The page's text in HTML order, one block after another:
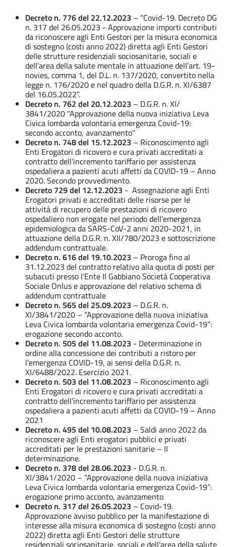
Decreto n. 776 del 22.12.2023 – "Covid-19. Decreto DG
n. 317 del 26.05.2023 - Approvazione importi contributi
da riconoscere agli Enti Gestori per la misura economica
di sostegno (costi anno 2022) diretta agli Enti Gestori
delle strutture residenziali sociosanitarie, sociali e
dell’area della salute mentale in attuazione dell’art. 19-
novies, comma 1, del D.L. n. 137/2020, convertito nella
legge n. 176/2020 e nel quadro della D.G.R. n. XI/6387
del 16.05.2022".
Decreto n. 762 del 20.12.2023 – D.G.R. n. XI/
3841/2020 "Approvazione della nuova iniziativa Leva
Civica lombarda volontaria emergenza Covid-19:
secondo acconto, avanzamento"
Decreto n. 748 del 15.12.2023 – Riconoscimento agli
Enti Erogatori di ricovero e cura privati accreditati a
contratto dell’incremento tariffario per assistenza
ospedaliera a pazienti acuti affetti da COVID-19 – Anno
2020. Secondo provvedimento.
Decreto 729 del 12.12.2023 - Assegnazione agli Enti
Erogatori privati e accreditati delle risorse per le
attività di recupero delle prestazioni di ricovero
ospedaliero non erogate nel periodo dell’emergenza
epidemiologica da SARS-CoV-2 anni 2020-2021, in
attuazione della D.G.R. n. XII/780/2023 e sottoscrizione
addendum contrattuale.
Decreto n. 616 del 19.10.2023 – Proroga fino al
31.12.2023 del contratto relativo alla quota di posti per
subacuti presso l’Ente Il Gabbiano Società Cooperativa
Sociale Onlus e approvazione del relativo schema di
addendum contrattuale
Decreto n. 565 del 25.09.2023 – D.G.R. n.
XI/3841/2020 – “Approvazione della nuova iniziativa
Leva Civica lombarda volontaria emergenza Covid-19”:
erogazione secondo acconto.
Decreto n. 505 del 11.08.2023 - Determinazione in
ordine alla concessione dei contributi a ristoro per
l’emergenza COVID-19, ai sensi della D.G.R. n.
XI/6488/2022. Esercizio 2021.
Decreto n. 503 del 11.08.2023 – Riconoscimento agli
Enti Erogatori di ricovero e cura privati accreditati a
contratto dell’incremento tariffario per assistenza
ospedaliera a pazienti acuti affetti da COVID-19 – Anno
2021
Decreto n. 495 del 10.08.2023 – Saldi anno 2022 da
riconoscere agli Enti erogatori pubblici e privati
accreditati per le prestazioni sanitarie – II
determinazione.
Decreto n. 378 del 28.06.2023 - D.G.R. n.
XI/3841/2020 – “Approvazione della nuova iniziativa
Leva Civica lombarda volontaria emergenza Covid-19”:
erogazione primo acconto, avanzamento
Decreto n. 317 del 26.05.2023 – Covid-19.
Approvazione avviso pubblico per la manifestazione di
interesse alla misura economica di sostegno (costi anno
2022) diretta agli Enti Gestori delle strutture
residenziali sociosanitarie, sociali e dell’area della salute